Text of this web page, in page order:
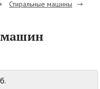
Стиральные машины
машин